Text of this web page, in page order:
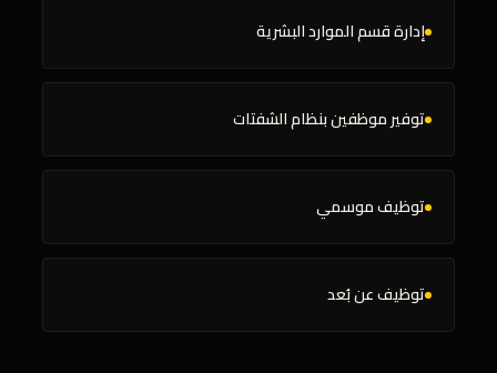
إدارة قسم الموارد البشرية
توفير موظفين بنظام الشفتات
توظيف موسمي
توظيف عن بُعد